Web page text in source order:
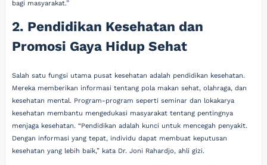
bagi masyarakat.”
2. Pendidikan Kesehatan dan
Promosi Gaya Hidup Sehat
Salah satu fungsi utama pusat kesehatan adalah pendidikan kesehatan.
Mereka memberikan informasi tentang pola makan sehat, olahraga, dan
kesehatan mental. Program-program seperti seminar dan lokakarya
kesehatan membantu mengedukasi masyarakat tentang pentingnya
menjaga kesehatan. “Pendidikan adalah kunci untuk mencegah penyakit.
Dengan informasi yang tepat, individu dapat membuat keputusan
kesehatan yang lebih baik,” kata Dr. Joni Rahardjo, ahli gizi.